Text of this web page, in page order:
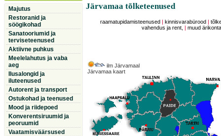
Majutus
Restoranid ja
söögikohad
Sanatooriumid ja
terviseteenused
Aktiivne puhkus
Meelelahutus ja vaba
aeg
Ilusalongid ja
iluteenused
Autorent ja transport
Ostukohad ja teenused
Mood ja riidepoed
Konverentsiruumid ja
peoruumid
Vaatamisväärsused
Järvamaa tõlketeenused
raamatupidamisteenused kinnisvarabürood |
vahendus ja rent,
|muud
ilm Järvamaal
Järvamaa kaart